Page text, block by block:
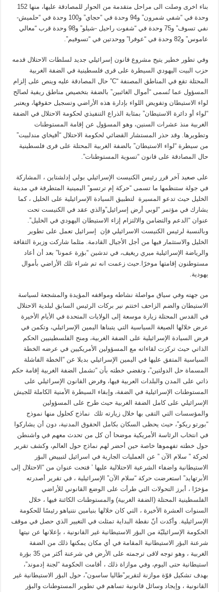
بناء اخرى وصلت الى مراحل متقدمة من الحوار للمصادقة عليها، منها 152
وحدة في “شفي شمرون” و94 وحدة في “حجاي” و100 وحدة في “حلميش-
نفي تسوف” و75 وحدة في “شفوت راحيل -شيلو” و98 وحدة قرب “معالي
عاموس” و82 وحدة في “عوفرا” ووحدتين في “تسوفيم”.
وفي تطور خطير يتيح مشروع قانون إسرائيلي جديد لسلطات الاحتلال قدمه
حزب البيت اليهودي السيطرة على قرى فلسطينية في الضفة الغربية
المحتلة تقع في المناطق المصنفة “C” حال المصادقة عليه وينص على إلزام
المسؤول عما تُسمى “أموال الغائبين” بالضفة بتخصيص مناطق ريفية لصالح
لواء الاستيطان وتفويض اللواء بإدارة هذه الأراضي وتسجيل حقوقها، ويعتبر
“لواء أو دائرة الاستيطان” بمثابة الذراع التنفيذي لحكومة الاحتلال في الضفة
الغربية منذ عشرات السنين، وهو المسؤول عن إقامة المستوطنات
وتطويرها. وقد حذر المستشار القضائي لحكومة الاحتلال “أفيخاي مندلبيت”
من سيطرة “لواء الاستيطان” بالضفة الغربية المحتلة على قرى فلسطينية
حال المصادقة على قانون “تسوية المستوطنات”.
على صعيد آخر قرر رئيس الكنيست الإسرائيلي بولي إدلشتاين ، المشاركة
في جولة ستنظمها ما تسمى “حركة إم ترتسو” اليمينية المتطرفة في مدينة
الخليل حيث تدعو المسيرة لتطبيق السيادة الإسرائيلية على الخليل ، كما
يشارك في مؤتمر “لوبي أرض إسرائيل”والذي عقد في الكنيست تحت
عنوان “الدعم والتضامن والالتزام إزاء الاستيطان اليهودي في الخليل”.
وبالنسبة لرئيس الكنيست الاسرائيلي فإن إسرائيل تعمل على تطوير
الخليل والاستثمار فيها من أجل الأجيال القادمة. مثلما شاركت وزيرة الثقافة
والرياضة الإسرائيلية ميري ريغيف، في تدشين “بؤرة عمونا” بعد أن أعاد
مستوطنون إقامتها موخرًا.حيث زعمت انه تم شراء تلك الأراضي بأموال
يهودية.
من جهته وفي سياق مواصلة نشاطه ومواقفه المؤيدة والمشجعة لسياسة
الاستيطان والضم الزاحف اختتم نير بركات الرئيس السابق لبلدية الاحتلال
في القدس المحتلة زيارة موسعة إلى الولايات المتحدة في الأيام الأخيرة
عرض خلالها الصيغة السياسية التي يتبناها اليمين الإسرائيلي، وتكمن في
فرض السيادة الإسرائيلية على الضفة الغربية، ومنح الفلسطينيين الحكم
الذاتي حيث تركزت لقاءاته مع المسؤولين الأمريكيين في عرضه الخطة
السياسية المتفق عليها في اليمين الإسرائيلي بديلا عن “الخطة الفاشلة
المسماة حل الدولتين”، وتقضي خطته بأن “تشمل الضفة الغربية إقامة حكم
ذاتي على المدن والبلدات العربية فيها، وفرض القانون الإسرائيلي على
المستوطنات الإسرائيلية في الضفة، وإبقاء السيطرة الأمنية الكاملة للجيش
الإسرائيلي على كامل الضفة الغربية حيث طرح على المسؤولين
والمؤسسات التي التقى بها خلال زيارته تلك نماذج كحلول منها نموذج
“بورتو ريكو”، حيث يحظى السكان بكامل الحقوق المدنية، دون أن يشاركوا
في انتخاب الرئاسة الأمريكية موضحا أن كل من تحدث معهم في واشنطن
حول خطته تفهموها خاصة حين أحضر لهم نماذج حول العالم، وكشف تقرير
لحركة ” سلام الآن ” عن العمليات الجارية في اسرائيل لتبييض البؤر
الاستيطانية واضفاء الشرعية الاحتلالية عليها ’ فتحت عنوان من “الاحتلال إلى
الأبرتهايد” استعرضت حركة “سلام الآن” الإسرائيلية ، في تقرير أصدرته
مؤخرًا ، أبرز التحولات التي طرأت على الوضع القانوني للأراضي
الفلسطينية المحتلة (الضفة الغربية) والمستوطنات الكائنة فيها ، خلال
السنوات العشرة الأخيرة ، التي كان خلالها بنيامين نتنياهو رئيسًا للحكومة
الإسرائيلية. وأكدت أنّ نقطة البداية تمثلت في التغيير الذي حصل في موقف
الحكومة الإسرائيليّة من البؤر الاستيطانية غير القانونية ، بإعلانها عن نيتها
شرعنة البؤر الاستيطانية المقامة في أي مكان يمكنها ذلك من الضفة
الغربية ، وهو توجه لاقى ترجمته على الأرض في شرعنة أكثر من 35 بؤرة
استيطانية حتى اليوم، وفي موازاة ذلك ، أقامت الحكومة “لجنة إدموند”،
بهدف تشكيل قوّة موازنة لتقرير”طاليا ساسون”، حول البؤر الاستيطانية غير
القانونية ، وإيجاد وسائل قانونية تساهم في تطوير المستوطنات والبؤر